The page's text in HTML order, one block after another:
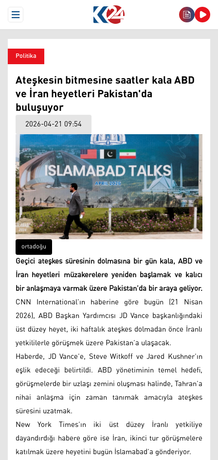
Open Menu
Politika
Ateşkesin bitmesine saatler kala ABD
ve İran heyetleri Pakistan'da
buluşuyor
2026-04-21 09:54
ortadoğu
Geçici ateşkes süresinin dolmasına bir gün kala, ABD ve
İran heyetleri müzakerelere yeniden başlamak ve kalıcı
bir anlaşmaya varmak üzere Pakistan’da bir araya geliyor.
CNN International’ın haberine göre bugün (21 Nisan
2026), ABD Başkan Yardımcısı JD Vance başkanlığındaki
üst düzey heyet, iki haftalık ateşkes dolmadan önce İranlı
yetkililerle görüşmek üzere Pakistan’a ulaşacak.
Haberde, JD Vance’e, Steve Witkoff ve Jared Kushner’ın
eşlik edeceği belirtildi. ABD yönetiminin temel hedefi,
görüşmelerde bir uzlaşı zemini oluşması halinde, Tahran’a
nihai anlaşma için zaman tanımak amacıyla ateşkes
süresini uzatmak.
New York Times’ın iki üst düzey İranlı yetkiliye
dayandırdığı habere göre ise İran, ikinci tur görüşmelere
katılmak üzere heyetini bugün İslamabad’a gönderiyor.